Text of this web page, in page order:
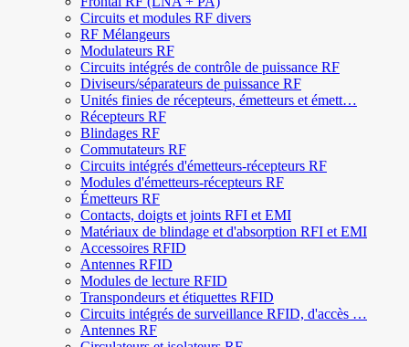
Circuits et modules RF divers
RF Mélangeurs
Modulateurs RF
Circuits intégrés de contrôle de puissance RF
Diviseurs/séparateurs de puissance RF
Unités finies de récepteurs, émetteurs et émett…
Récepteurs RF
Blindages RF
Commutateurs RF
Circuits intégrés d'émetteurs-récepteurs RF
Modules d'émetteurs-récepteurs RF
Émetteurs RF
Contacts, doigts et joints RFI et EMI
Matériaux de blindage et d'absorption RFI et EMI
Accessoires RFID
Antennes RFID
Modules de lecture RFID
Transpondeurs et étiquettes RFID
Circuits intégrés de surveillance RFID, d'accès …
Antennes RF